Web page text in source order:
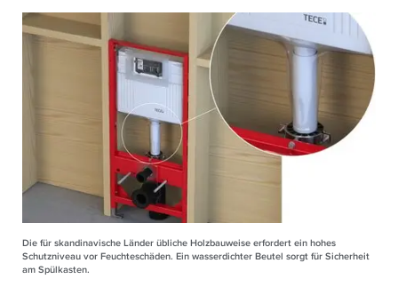
Die für skandinavische Länder übliche Holzbauweise erfordert ein hohes
Schutzniveau vor Feuchteschäden. Ein wasserdichter Beutel sorgt für Sicherheit
am Spülkasten.